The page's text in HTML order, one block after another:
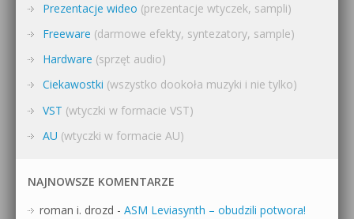
Prezentacje wideo (prezentacje wtyczek, sampli)
Freeware (darmowe efekty, syntezatory, sample)
Hardware (sprzęt audio)
Ciekawostki (wszystko dookoła muzyki i nie tylko)
VST (wtyczki w formacie VST)
AU (wtyczki w formacie AU)
NAJNOWSZE KOMENTARZE
roman i. drozd - ASM Leviasynth – obudzili potwora!